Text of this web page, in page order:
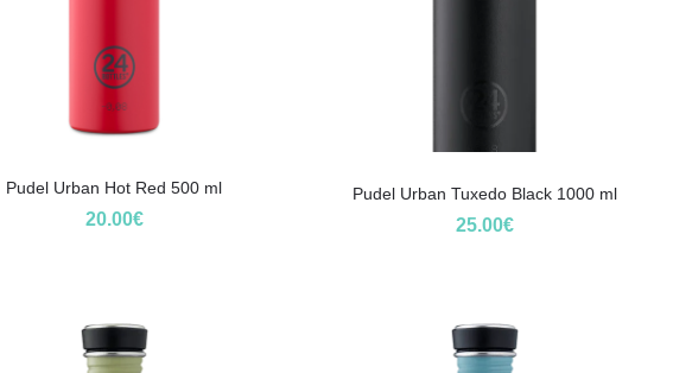
Pudel Urban Hot Red 500 ml
20.00€
Pudel Urban Tuxedo Black 1000 ml
25.00€